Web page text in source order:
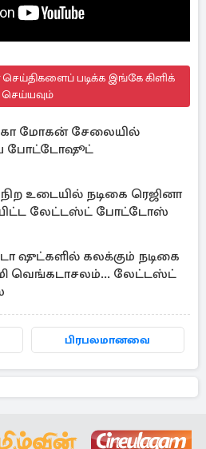
படிக்க இங்கே கிளிக்
செய்யவும்
மோகன் சேலையில்
போட்டோஷூட்
நிற உடையில் நடிகை ரெஜினா
லேட்டஸ்ட் போட்டோஸ்
ஷுட்களில் கலக்கும் நடிகை
வெங்கடாசலம்... லேட்டஸ்ட்
பிரபலமானவை